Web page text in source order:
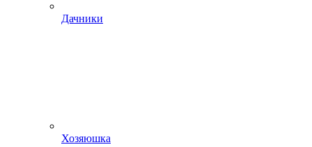
Дачники
Хозяюшка